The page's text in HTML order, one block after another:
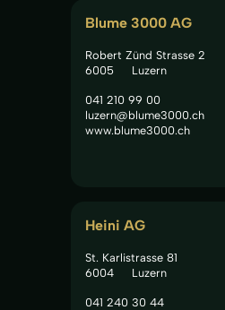
Blume 3000 AG
Robert Zünd Strasse 2
6005
Luzern
041 210 99 00
luzern@blume3000.ch
www.blume3000.ch
Heini AG
St. Karlistrasse 81
6004
Luzern
041 240 30 44